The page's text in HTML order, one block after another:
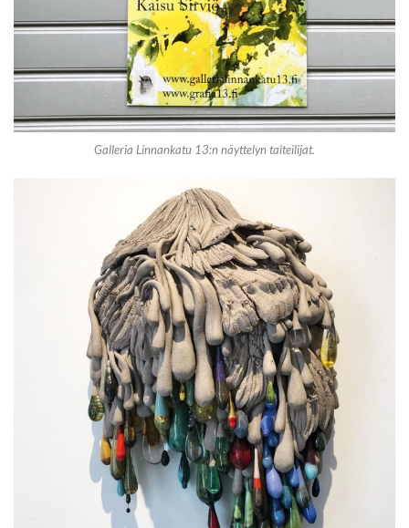
Galleria Linnankatu 13:n näyttelyn taiteilijat.